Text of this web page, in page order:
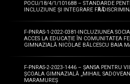
POCU/18/4/1/101688 – STANDARDE
INCLUZIUNE ȘI INTEGRARE FӐRӐ
F-PNRAS-1-2022-0381-INCLUZIUNEA
ACCES LA EDUCAȚIE ÎN COMUNITATEA
GIMNAZIALĂ NICOLAE BĂLCESCU BAIA
F-PNRAS-2-2023-1446 – ȘANSA PENTRU
ȘCOALA GIMNAZIALĂ „MIHAIL
MARAMUREȘ